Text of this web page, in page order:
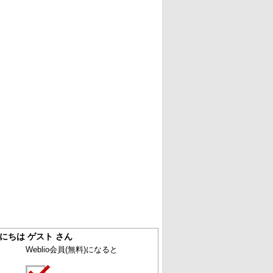
ちは ゲスト さん
Weblio会員(無料)になると